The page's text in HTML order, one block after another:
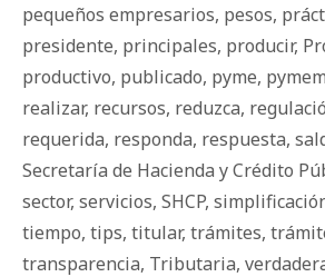
pequeños empresarios, pesos,
presidente, principales, producir,
productivo, publicado, pyme,
realizar, recursos, reduzca,
requerida, responda, respuesta,
Secretaría de Hacienda y Crédito
sector, servicios, SHCP,
tiempo, tips, titular, trámites,
transparencia, Tributaria,